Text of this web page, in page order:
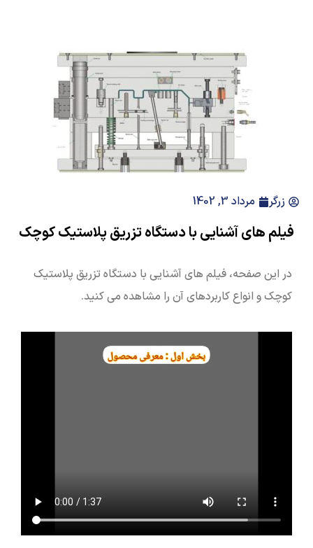
زرگر مرداد 3, 1402
فیلم های آشنایی با دستگاه تزریق پلاستیک کوچک
در این صفحه، فیلم های آشنایی با دستگاه تزریق پلاستیک
کوچک و انواع کاربردهای آن را مشاهده می کنید.